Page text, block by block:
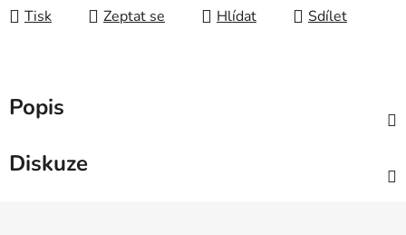
Tisk Zeptat se Hlídat Sdílet
Popis
Diskuze